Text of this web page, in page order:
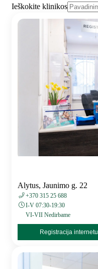
Ieškokite klinikos
Alytus, Jaunimo g. 22
+370 315 25 688
I-V 07:30-19:30
VI-VII Nedirbame
Registracija internetu